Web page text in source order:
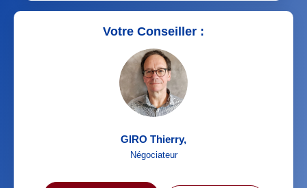
Votre Conseiller :
GIRO Thierry,
Négociateur